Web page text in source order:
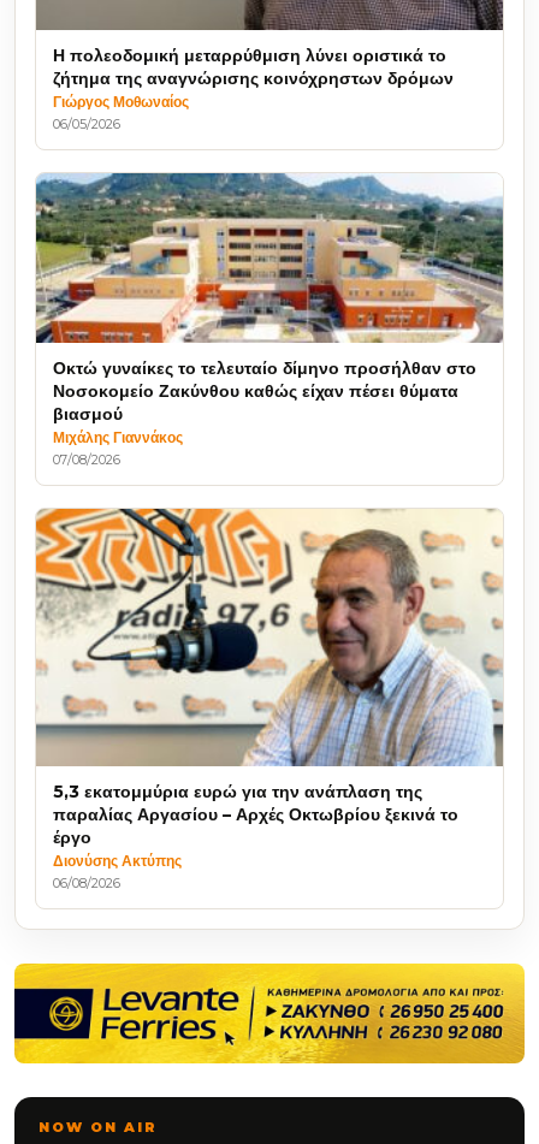
Η πολεοδομική μεταρρύθμιση λύνει οριστικά το
ζήτημα της αναγνώρισης κοινόχρηστων δρόμων
Γιώργος Μοθωναίος
06/05/2026
Οκτώ γυναίκες το τελευταίο δίμηνο προσήλθαν στο
Νοσοκομείο Ζακύνθου καθώς είχαν πέσει θύματα
βιασμού
Μιχάλης Γιαννάκος
07/08/2026
5,3 εκατομμύρια ευρώ για την ανάπλαση της
παραλίας Αργασίου – Αρχές Οκτωβρίου ξεκινά το
έργο
Διονύσης Ακτύπης
06/08/2026
NOW ON AIR